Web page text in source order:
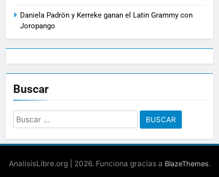
Daniela Padrön y Kerreke ganan el Latin Grammy con
Joropango
Buscar
Buscar:
AnalisisLibre.org | 2026. Funciona gracias a BlazeThemes.